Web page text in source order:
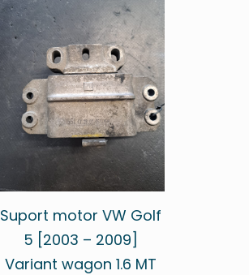
Suport motor VW Golf
5 [2003 – 2009]
Variant wagon 1.6 MT